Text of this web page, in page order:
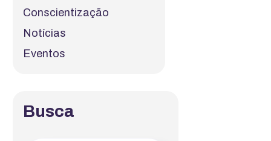
Conscientização
Notícias
Eventos
Busca